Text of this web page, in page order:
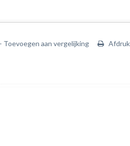
Toevoegen aan vergelijking